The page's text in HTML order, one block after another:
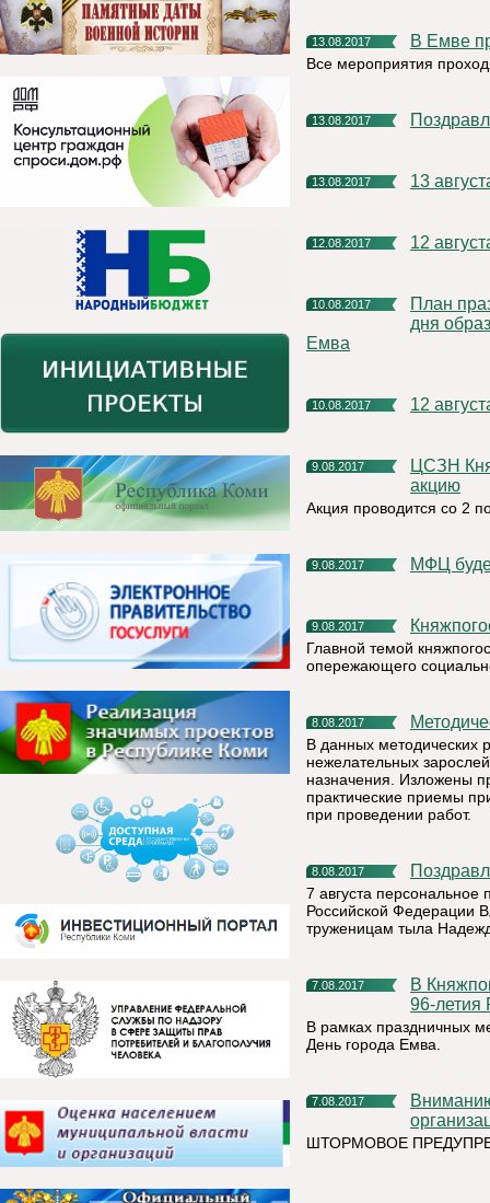
13.08.2017 В Емве
Все мероприятия
13.08.2017
13.08.2017 13
12.08.2017 12
10.08.2017
План праздничных мероприятий, посвященных 96-летию со
дня
Емва
10.08.2017 12
9.08.2017
ЦСЗН Княжпогостского района проводит благотворительную
акцию
Акция проводится со 2
9.08.2017 МФЦ
9.08.2017
Главной темой
опережающего
8.08.2017
В данных методических
нежелательных
назначения. Изложены
практические приемы
при проведении работ.
8.08.2017
7 августа
Российской Федерации
труженицам тыла
7.08.2017
В Княжпогостском районе 13 августа пройдет празднование
96-летия
В рамках праздничных
День города Емва.
7.08.2017
Вниманию жителей Княжпогостского района и руководителей
ШТОРМОВОЕ